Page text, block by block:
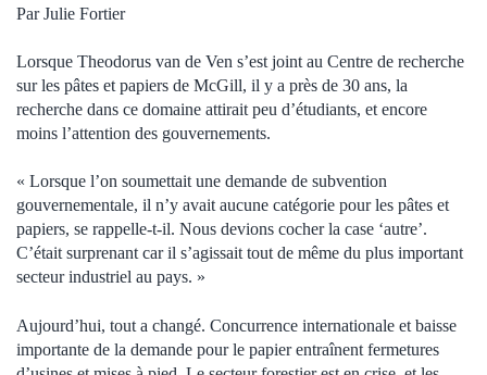
Par Julie Fortier
Lorsque Theodorus van de Ven s’est joint au Centre de recherche
sur les pâtes et papiers de McGill, il y a près de 30 ans, la
recherche dans ce domaine attirait peu d’étudiants, et encore
moins l’attention des gouvernements.
« Lorsque l’on soumettait une demande de subvention
gouvernementale, il n’y avait aucune catégorie pour les pâtes et
papiers, se rappelle-t-il. Nous devions cocher la case ‘autre’.
C’était surprenant car il s’agissait tout de même du plus important
secteur industriel au pays. »
Aujourd’hui, tout a changé. Concurrence internationale et baisse
importante de la demande pour le papier entraînent fermetures